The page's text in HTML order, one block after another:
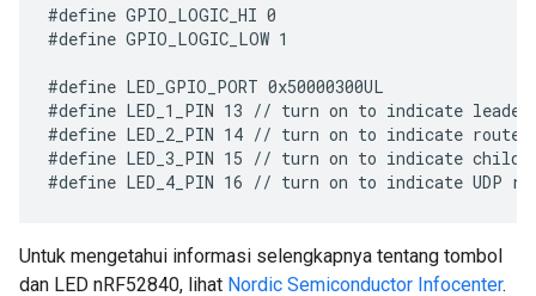
#define GPIO_LOGIC_HI 0
#define GPIO_LOGIC_LOW 1
#define LED_GPIO_PORT 0x50000300UL
#define LED_1_PIN 13 // turn on to indicate
#define LED_2_PIN 14 // turn on to indicate
#define LED_3_PIN 15 // turn on to indicate child
Untuk mengetahui informasi selengkapnya tentang tombol
dan LED nRF52840, lihat Nordic Semiconductor Infocenter.